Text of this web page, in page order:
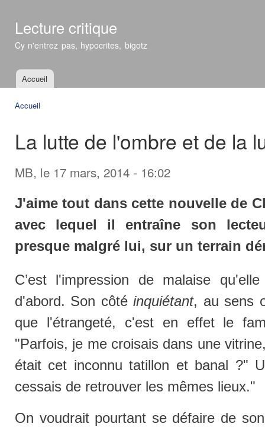
Lecture critique
Cy n'entrez pas, hypocrites, bigotz
Menu principal
Accueil
Accueil
La lutte de l'ombre et de la
MB, le 17 mars, 2014 - 16:02
J'aime tout dans cette nouvelle de
avec lequel il entraîne son
presque malgré lui, sur un terrain
C’est l'impression de malaise
d'abord. Son côtéinquiétant, au sens
que l'étrangeté, c'est en effet le
"Parfois, je me croisais dans une
était cet inconnu tatillon et banal ?"
cessais de retrouver les mêmes lieux."
On voudrait pourtant se défaire de